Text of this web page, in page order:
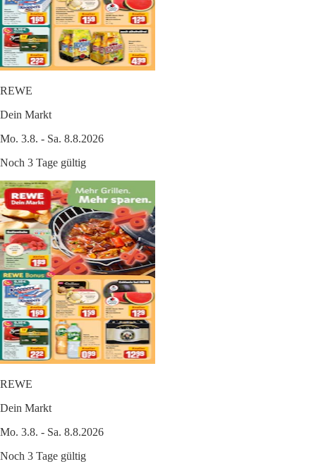
REWE
Dein Markt
Mo. 3.8. - Sa. 8.8.2026
Noch 3 Tage gültig
REWE
Dein Markt
Mo. 3.8. - Sa. 8.8.2026
Noch 3 Tage gültig